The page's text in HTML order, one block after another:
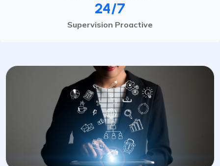
24/7
Supervision Proactive